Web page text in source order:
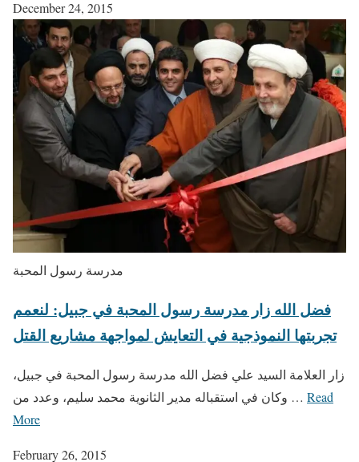
December 24, 2015
مدرسة رسول المحبة
فضل الله زار مدرسة رسول المحبة في جبيل: لنعمم
تجربتها النموذجية في التعايش لمواجهة مشاريع القتل
زار العلامة السيد علي فضل الله مدرسة رسول المحبة في جبيل،
وكان في استقباله مدير الثانوية محمد سليم، وعدد من … Read
More
February 26, 2015